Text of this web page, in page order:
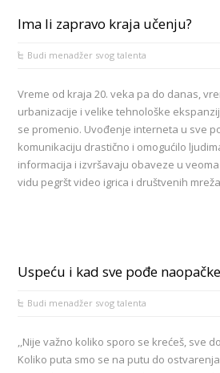
Ima li zapravo kraja učenju?
Budi menadžer svog talenta
Vreme od kraja 20. veka pa do danas,
urbanizacije i velike tehnološke
se promenio. Uvođenje interneta u sve
komunikaciju drastično i omogućilo
informacija i izvršavaju obaveze u
vidu pegršt video igrica i društvenih
Uspeću i kad sve pođe naopačke
Budi menadžer svog talenta
,,Nije važno koliko sporo se krećeš, sve
Koliko puta smo se na putu do